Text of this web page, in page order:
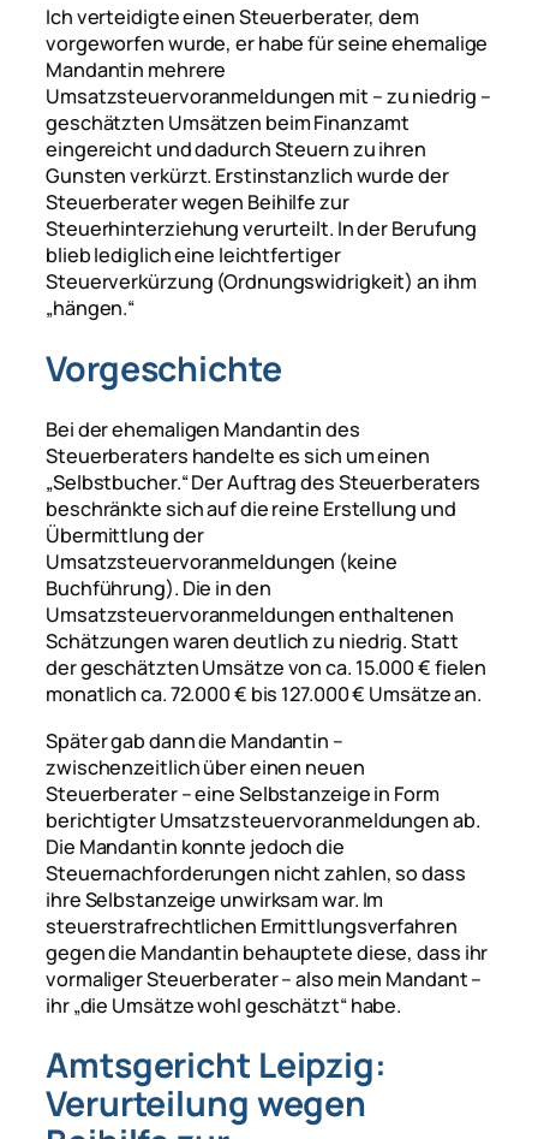
Ich verteidigte einen Steuerberater, dem
vorgeworfen wurde, er habe für seine ehemalige
Mandantin mehrere
Umsatzsteuervoranmeldungen mit – zu niedrig –
geschätzten Umsätzen beim Finanzamt
eingereicht und dadurch Steuern zu ihren
Gunsten verkürzt. Erstinstanzlich wurde der
Steuerberater wegen Beihilfe zur
Steuerhinterziehung verurteilt. In der Berufung
blieb lediglich eine leichtfertiger
Steuerverkürzung (Ordnungswidrigkeit) an ihm
„hängen.“
Vorgeschichte
Bei der ehemaligen Mandantin des
Steuerberaters handelte es sich um einen
„Selbstbucher.“ Der Auftrag des Steuerberaters
beschränkte sich auf die reine Erstellung und
Übermittlung der
Umsatzsteuervoranmeldungen (keine
Buchführung). Die in den
Umsatzsteuervoranmeldungen enthaltenen
Schätzungen waren deutlich zu niedrig. Statt
der geschätzten Umsätze von ca. 15.000 € fielen
monatlich ca. 72.000 € bis 127.000 € Umsätze an.
Später gab dann die Mandantin –
zwischenzeitlich über einen neuen
Steuerberater – eine Selbstanzeige in Form
berichtigter Umsatzsteuervoranmeldungen ab.
Die Mandantin konnte jedoch die
Steuernachforderungen nicht zahlen, so dass
ihre Selbstanzeige unwirksam war. Im
steuerstrafrechtlichen Ermittlungsverfahren
gegen die Mandantin behauptete diese, dass ihr
vormaliger Steuerberater – also mein Mandant –
ihr „die Umsätze wohl geschätzt“ habe.
Amtsgericht Leipzig:
Verurteilung wegen